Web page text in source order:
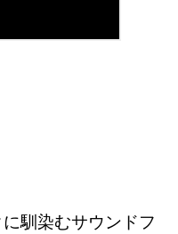
馴染むサウンドフ